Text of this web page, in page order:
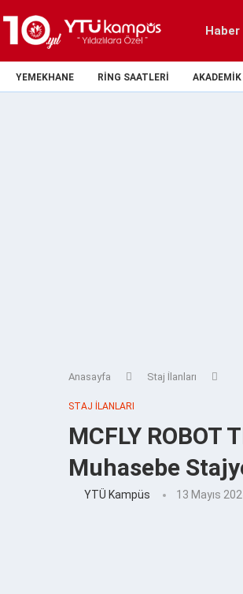
Haber
YEMEKHANE RING SAATLERI
Anasayfa Staj İlanları
STAJ İLANLARI
MCFLY ROBOT
Muhasebe
YTÜ Kampüs 13 Mayıs